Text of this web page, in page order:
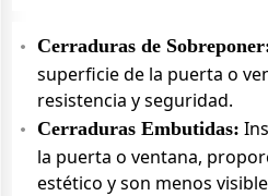
Cerraduras de
superficie de la puerta o
resistencia y seguridad.
Cerraduras Embutidas:
la puerta o ventana,
estético y son menos